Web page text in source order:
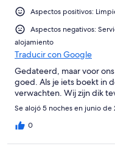
Aspectos positivos:
Aspectos negativos:
alojamiento
Traducir con Google
Gedateerd, maar voor
goed. Als je iets boekt in
verwachten. Wij zijn dik
Se alojó 5 noches en junio de
0